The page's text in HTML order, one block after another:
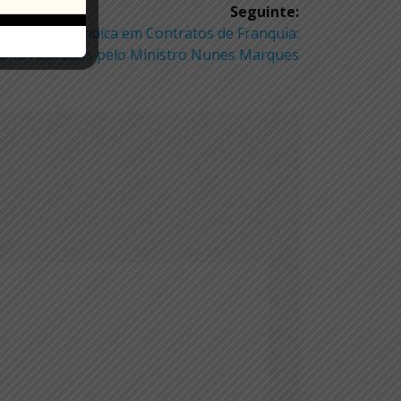
Seguinte:
Jurídica em Contratos de Franquia:
Acórdãos pelo Ministro Nunes Marques